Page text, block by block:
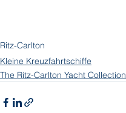
Ritz-Carlton
Kleine Kreuzfahrtschiffe
The Ritz-Carlton Yacht Collection